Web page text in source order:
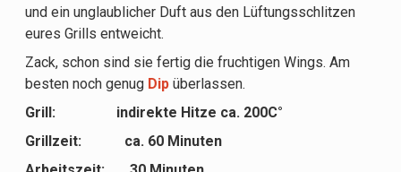
und ein unglaublicher Duft aus den Lüftungsschlitzen
eures Grills entweicht.
Zack, schon sind sie fertig die fruchtigen Wings. Am
besten noch genug Dipüberlassen.
Grill: indirekte Hitze ca. 200C°
Grillzeit: ca. 60 Minuten